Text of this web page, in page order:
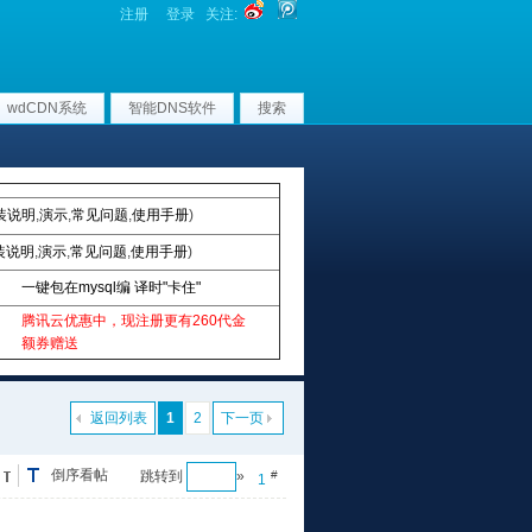
注册 登录 关注:
wdCDN系统 智能DNS软件 搜索
说明 ,演示,常见问题,使用手册)
说明 ,演示,常见问题,使用手册)
一键包在mysql编 译时"卡住"
腾讯云优惠中，现注册更有260代金
额券赠送
1 2 下一页
返回列表
1 #
跳转到 »
倒序看帖